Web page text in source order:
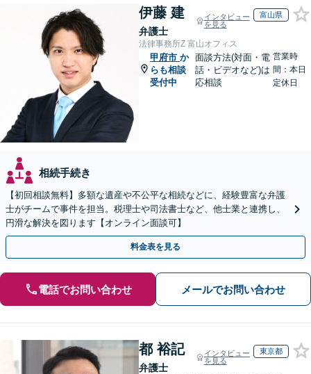
伊藤 建
弁護士
インタビュー
を見る
富山県
法律事務所Z 富山オフィス
甲府市 か
らも相談
受付中
面談方法(対面・電
話・ビデオなど)は
応相談
営業時
間：本日
定休日
相続手続き
【初回相談無料】多額な遺産や不公平な相続などに、経験豊富な弁護
士がチームで事件を担当。税理士や司法書士など、他士業と連携し、
円滑な解決を図ります【オンライン面談可】
料金表を見る
電話でお問い合わせ メールでお問い合わせ
都 裕記
弁護士
インタビュー
を見る
東京都